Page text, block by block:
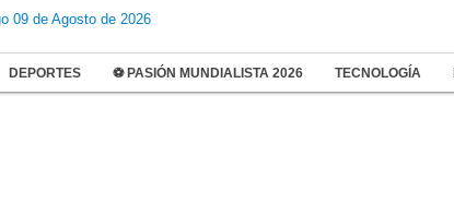
09 de Agosto de 2026
DEPORTES ⚽ PASIÓN MUNDIALISTA 2026 TECNOLOGÍA